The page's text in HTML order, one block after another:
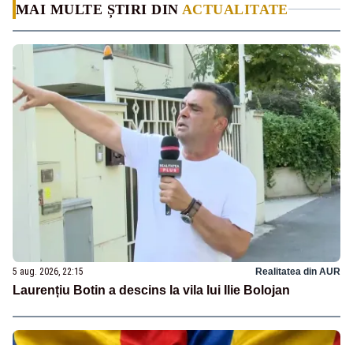
MAI MULTE ȘTIRI DIN ACTUALITATE
5 aug. 2026, 22:15 Realitatea din AUR
Laurențiu Botin a descins la vila lui Ilie Bolojan